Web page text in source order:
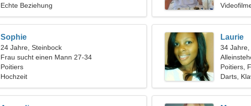
Echte Beziehung
Sophie
24 Jahre, Steinbock
Frau sucht einen Mann 27-34
Poitiers
Hochzeit
Laurie
34 Jahre,
Poitiers,
Darts,